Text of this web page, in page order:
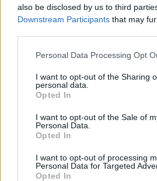
also be disclosed by us to third
Downstream Participants that may
Personal Data Processing Opt
I want to opt-out of the Sharing
personal data.
Opted In
I want to opt-out of the Sale of
Personal Data.
Opted In
I want to opt-out of processing
Personal Data for Targeted
Opted In